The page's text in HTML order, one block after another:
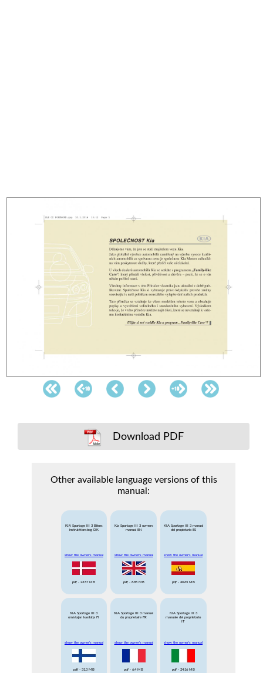
Download PDF
Other available language versions of this
manual:
KIA Sportage III 3 Bilens
instruktionsbog DK
show the owner's manual
pdf - 23.57 MB
Kia Sportage III 3 owners
manual EN
show the owner's manual
pdf- 8.85 MB
KIA Sportage III 3 manual
del propietario ES
show the owner's manual
pdf- 40.65 MB
KIA Sportage III 3
omistajan kasikirja FI
show the owner's manual
pdf- 31.3 MB
KIA Sportage III 3 manuel
du proprietaire FR
show the owner's manual
pdf - 6.4 MB
KIA Sportage III 3
manuale del proprietario
IT
show the owner's manual
pdf- 24.16 MB